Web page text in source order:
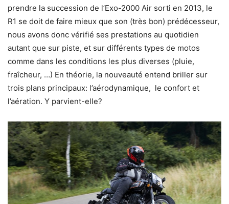
prendre la succession de l’Exo-2000 Air sorti en 2013, le
R1 se doit de faire mieux que son (très bon) prédécesseur,
nous avons donc vérifié ses prestations au quotidien
autant que sur piste, et sur différents types de motos
comme dans les conditions les plus diverses (pluie,
fraîcheur, …) En théorie, la nouveauté entend briller sur
trois plans principaux: l’aérodynamique, le confort et
l’aération. Y parvient-elle?